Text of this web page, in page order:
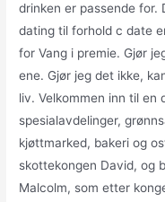
drinken er passende
dating til forhold c date
for Vang i premie. Gjør
ene. Gjør jeg det ikke,
liv. Velkommen inn til en
spesialavdelinger,
kjøttmarked, bakeri og
skottekongen David, og
Malcolm, som etter